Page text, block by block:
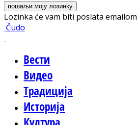
Lozinka će vam biti poslata emailom
Čudo
Вести
Видео
Традиција
Историја